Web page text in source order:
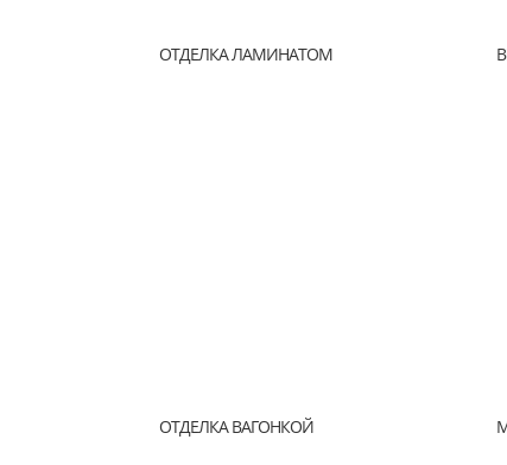
ОТДЕЛКА ЛАМИНАТОМ
ОТДЕЛКА ВАГОНКОЙ